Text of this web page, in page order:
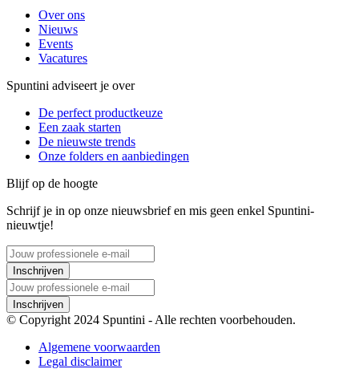
Over ons
Nieuws
Events
Vacatures
Spuntini adviseert je over
De perfect productkeuze
Een zaak starten
De nieuwste trends
Onze folders en aanbiedingen
Blijf op de hoogte
Schrijf je in op onze nieuwsbrief en mis geen enkel Spuntini-
nieuwtje!
Inschrijven
Inschrijven
© Copyright 2024 Spuntini - Alle rechten voorbehouden.
Algemene voorwaarden
Legal disclaimer